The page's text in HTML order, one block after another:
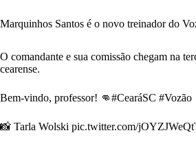
Marquinhos Santos é o novo treinador do
O comandante e sua comissão chegam na
cearense.
Bem-vindo, professor! 👊#CearáSC #Vozão
📸 Tarla Wolski pic.twitter.com/